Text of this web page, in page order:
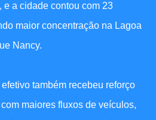
e a cidade contou com 23
maior concentração na Lagoa
Nancy.
também recebeu reforço
maiores fluxos de veículos,